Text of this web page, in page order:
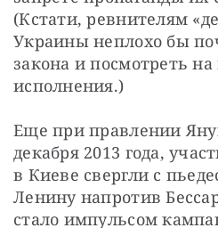
(Кстати, ревнителям
Украины неплохо бы
закона и посмотреть на
исполнения.)
Еще при правлении
декабря 2013 года,
в Киеве свергли с
Ленину напротив
стало импульсом